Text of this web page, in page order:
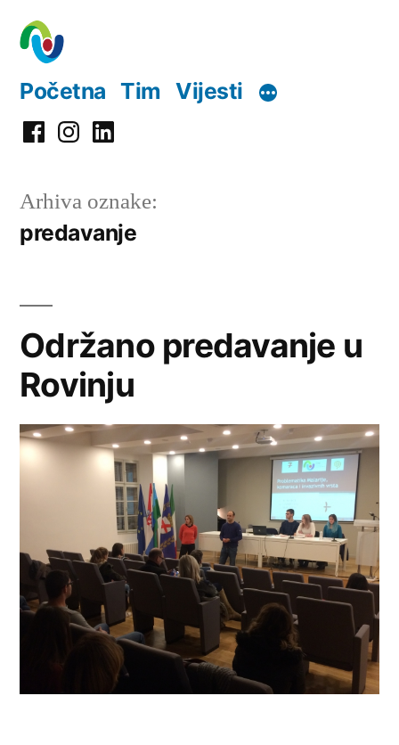
Preskoči
sadržaj
Početna Tim Vijesti
FacebookInstagramLinkedIn
Arhiva oznake:
predavanje
Održano predavanje u
Rovinju